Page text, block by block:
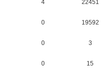
4 22451
0 19592
0 3
0 15